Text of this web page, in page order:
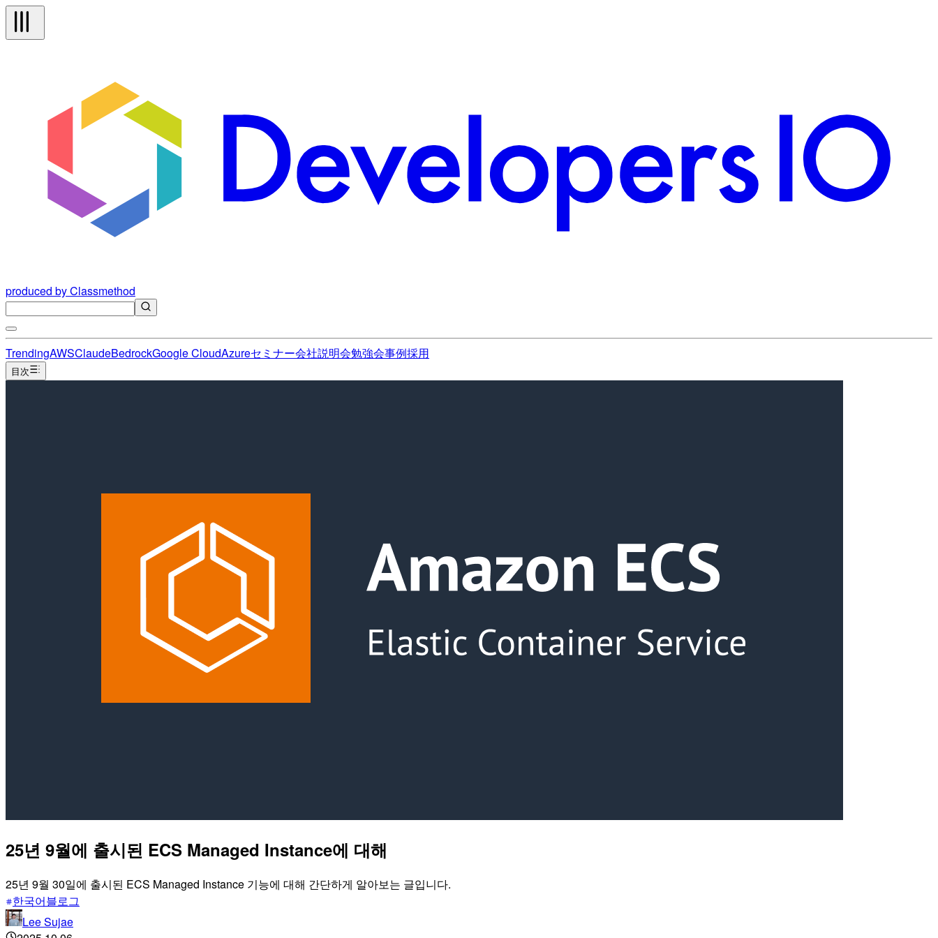
produced by Classmethod
TrendingAWSClaudeBedrockGoogle CloudAzureセミナー会社説明会勉強会事例採用
目次
25년 9월에 출시된 ECS Managed Instance에 대해
25년 9월 30일에 출시된 ECS Managed Instance 기능에 대해 간단하게 알아보는 글입니다.
한국어블로그
Lee Sujae